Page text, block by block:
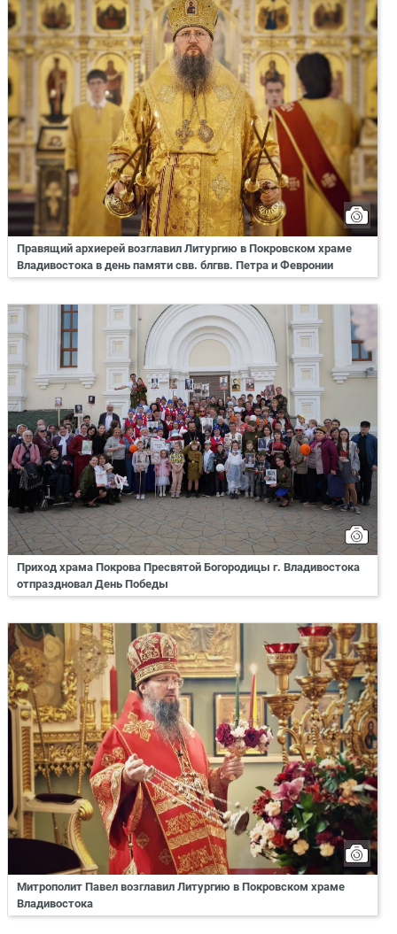
Правящий архиерей возглавил Литургию в Покровском храме
Владивостока в день памяти свв. блгвв. Петра и Февронии
Приход храма Покрова Пресвятой Богородицы г. Владивостока
отпраздновал День Победы
Митрополит Павел возглавил Литургию в Покровском храме
Владивостока